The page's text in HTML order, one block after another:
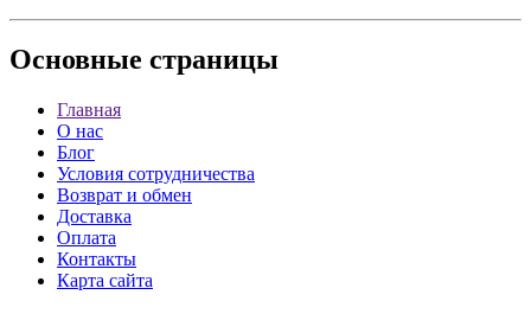
Основные страницы
Главная
О нас
Блог
Условия сотрудничества
Возврат и обмен
Доставка
Оплата
Контакты
Карта сайта